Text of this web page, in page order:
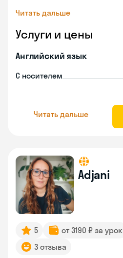
Читать дальше
Услуги и цены
Английский язык
С носителем
Читать дальше
Adjani
5 от 3190 ₽ за урок
3 отзыва